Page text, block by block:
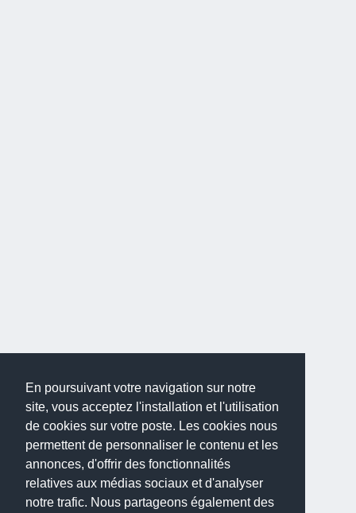
En poursuivant votre navigation sur notre
site, vous acceptez l'installation et l'utilisation
de cookies sur votre poste. Les cookies nous
permettent de personnaliser le contenu et les
annonces, d'offrir des fonctionnalités
relatives aux médias sociaux et d'analyser
notre trafic. Nous partageons également des